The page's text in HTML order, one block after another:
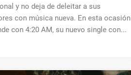
y no deja de deleitar a sus
con música nueva. En esta ocasión
con 4:20 AM, su nuevo single con...